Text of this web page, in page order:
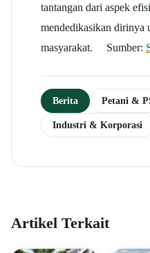
tantangan dari aspek
mendedikasikan dirinya
masyarakat. Sumber:
Berita Petani &
Industri & Korporasi
Artikel Terkait